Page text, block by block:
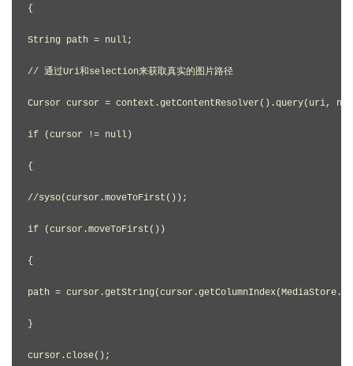
{
String path = null;
// 通过Uri和selection来获取真实的图片路径
Cursor cursor =
if (cursor != null)
{
//syso(cursor.moveToFirst());
if (cursor.moveToFirst())
{
path =
}
cursor.close();